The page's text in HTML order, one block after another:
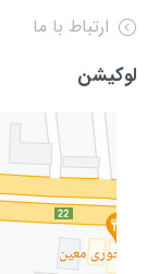
ارتباط با ما
لوکیشن